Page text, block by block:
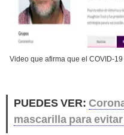
Video que afirma que el COVID-
PUEDES VER:
mascarilla para